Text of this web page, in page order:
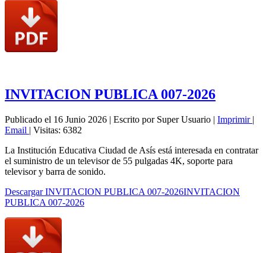
INVITACION PUBLICA 007-2026
Publicado el 16 Junio 2026 | Escrito por Super Usuario | Imprimir |
Email | Visitas: 6382
La Institución Educativa Ciudad de Asís está interesada en contratar
el suministro de un televisor de 55 pulgadas 4K, soporte para
televisor y barra de sonido.
Descargar INVITACION PUBLICA 007-2026INVITACION
PUBLICA 007-2026